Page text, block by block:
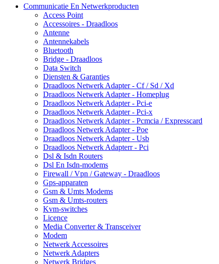
Communicatie En Netwerkproducten
Access Point
Accessoires - Draadloos
Antenne
Antennekabels
Bluetooth
Bridge - Draadloos
Data Switch
Diensten & Garanties
Draadloos Netwerk Adapter - Cf / Sd / Xd
Draadloos Netwerk Adapter - Homeplug
Draadloos Netwerk Adapter - Pci-e
Draadloos Netwerk Adapter - Pci-x
Draadloos Netwerk Adapter - Pcmcia / Expresscard
Draadloos Netwerk Adapter - Poe
Draadloos Netwerk Adapter - Usb
Draadloos Netwerk Adapterr - Pci
Dsl & Isdn Routers
Dsl En Isdn-modems
Firewall / Vpn / Gateway - Draadloos
Gps-apparaten
Gsm & Umts Modems
Gsm & Umts-routers
Kvm-switches
Licence
Media Converter & Transceiver
Modem
Netwerk Accessoires
Netwerk Adapters
Netwerk Bridges